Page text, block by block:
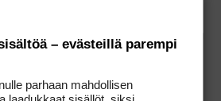
– evästeillä parempi
parhaan mahdollisen
laadukkaat sisällöt, siksi